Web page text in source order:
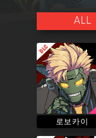
그 생활 속에서 마
남들과 같은 행복
ALL
로보카이